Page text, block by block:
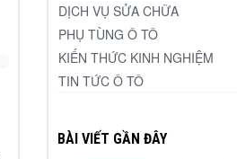
DỊCH VỤ SỬA CHỮA
PHỤ TÙNG Ô TÔ
KIẾN THỨC KINH NGHIỆM
TIN TỨC Ô TÔ
BÀI VIẾT GẦN ĐÂY